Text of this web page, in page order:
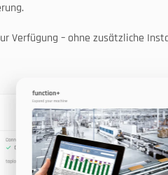
Verfügung – ohne zusätzliche